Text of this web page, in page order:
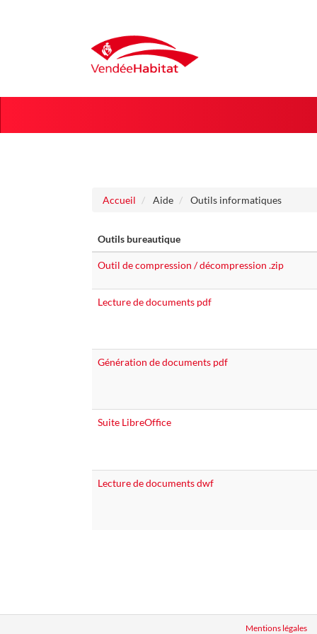
Accueil Aide Outils informatiques
Outils bureautique
Outil de compression / décompression .zip
Lecture de documents pdf
Génération de documents pdf
Suite LibreOffice
Lecture de documents dwf
Mentions légales